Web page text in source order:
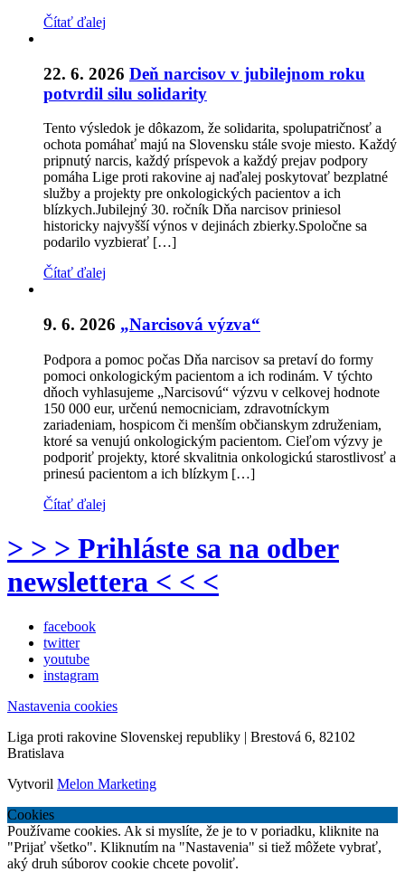
Čítať ďalej
22. 6. 2026 Deň narcisov v jubilejnom roku
potvrdil silu solidarity
Tento výsledok je dôkazom, že solidarita, spolupatričnosť a
ochota pomáhať majú na Slovensku stále svoje miesto. Každý
pripnutý narcis, každý príspevok a každý prejav podpory
pomáha Lige proti rakovine aj naďalej poskytovať bezplatné
služby a projekty pre onkologických pacientov a ich
blízkych.Jubilejný 30. ročník Dňa narcisov priniesol
historicky najvyšší výnos v dejinách zbierky.Spoločne sa
podarilo vyzbierať […]
Čítať ďalej
9. 6. 2026 „Narcisová výzva“
Podpora a pomoc počas Dňa narcisov sa pretaví do formy
pomoci onkologickým pacientom a ich rodinám. V týchto
dňoch vyhlasujeme „Narcisovú“ výzvu v celkovej hodnote
150 000 eur, určenú nemocniciam, zdravotníckym
zariadeniam, hospicom či menším občianskym združeniam,
ktoré sa venujú onkologickým pacientom. Cieľom výzvy je
podporiť projekty, ktoré skvalitnia onkologickú starostlivosť a
prinesú pacientom a ich blízkym […]
Čítať ďalej
> > > Prihláste sa na odber
newslettera < < <
facebook
twitter
youtube
instagram
Nastavenia cookies
Liga proti rakovine Slovenskej republiky | Brestová 6, 82102
Bratislava
Vytvoril Melon Marketing
Cookies
Používame cookies. Ak si myslíte, že je to v poriadku, kliknite na
"Prijať všetko". Kliknutím na "Nastavenia" si tiež môžete vybrať,
aký druh súborov cookie chcete povoliť.